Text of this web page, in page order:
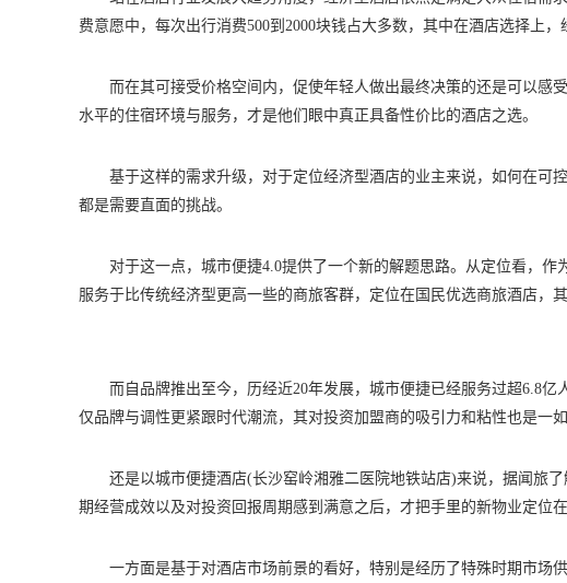
费意愿中，每次出行消费500到2000块钱占大多数，其中在酒店选择上，
而在其可接受价格空间内，促使年轻人做出最终决策的还是可以感
水平的住宿环境与服务，才是他们眼中真正具备性价比的酒店之选。
基于这样的需求升级，对于定位经济型酒店的业主来说，如何在可
都是需要直面的挑战。
对于这一点，城市便捷4.0提供了一个新的解题思路。从定位看，
服务于比传统经济型更高一些的商旅客群，定位在国民优选商旅酒店，
而自品牌推出至今，历经近20年发展，城市便捷已经服务过超6.8
仅品牌与调性更紧跟时代潮流，其对投资加盟商的吸引力和粘性也是一如
还是以城市便捷酒店(长沙窑岭湘雅二医院地铁站店)来说，据闻旅
期经营成效以及对投资回报周期感到满意之后，才把手里的新物业定位在
一方面是基于对酒店市场前景的看好，特别是经历了特殊时期市场